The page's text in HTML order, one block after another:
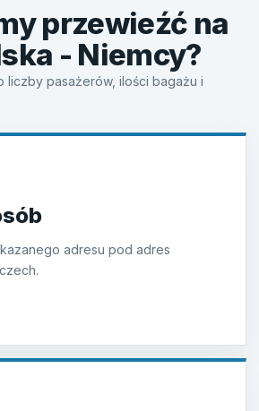
przewieźć na
- Niemcy?
liczby pasażerów, ilości bagażu i
adresu pod adres